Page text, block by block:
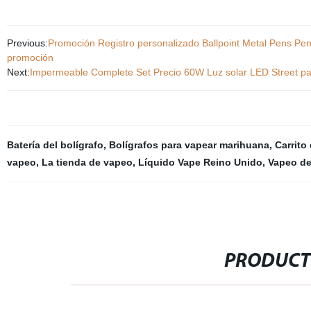
Previous:Promoción Registro personalizado Ballpoint Metal Pens
promoción
Next:Impermeable Complete Set Precio 60W Luz solar LED Street
Batería del bolígrafo, Bolígrafos para vapear marihuana, Carrito
vapeo, La tienda de vapeo, Líquido Vape Reino Unido, Vapeo